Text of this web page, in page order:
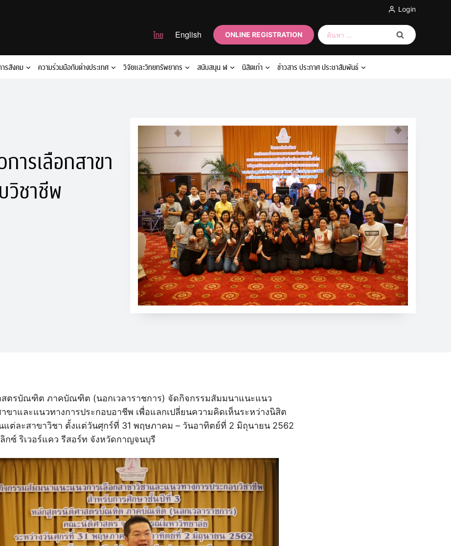
Login
ไทย English ONLINE REGISTRATION
ค้นหา
สำหรับ:
รสังคม ความร่วมมือกับต่างประเทศ วิจัยและวิทยทรัพยากร สนับสนุน ฬ นิสิตเก่า ข่าวสาร ประกาศ ประชาสัมพันธ์
ารเลือกสาขา
วิชาชีพ
ตรบัณฑิต ภาคบัณฑิต (นอกเวลาราชการ) จัดกิจกรรมสัมมนาแนะแนว
าขาและแนวทางการประกอบอาชีพ เพื่อแลกเปลี่ยนความคิดเห็นระหว่างนิสิต
แต่ละสาขาวิชา ตั้งแต่วันศุกร์ที่ 31 พฤษภาคม – วันอาทิตย์ที่ 2 มิถุนายน 2562
กซ์ ริเวอร์แคว รีสอร์ท จังหวัดกาญจนบุรี